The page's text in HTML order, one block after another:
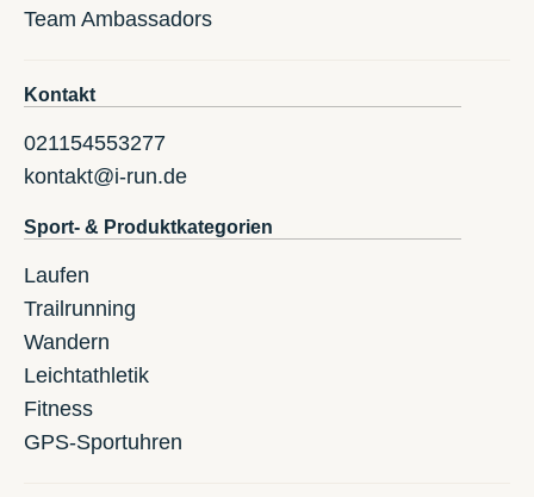
Team Ambassadors
Kontakt
021154553277
kontakt@i-run.de
Sport- & Produktkategorien
Laufen
Trailrunning
Wandern
Leichtathletik
Fitness
GPS-Sportuhren